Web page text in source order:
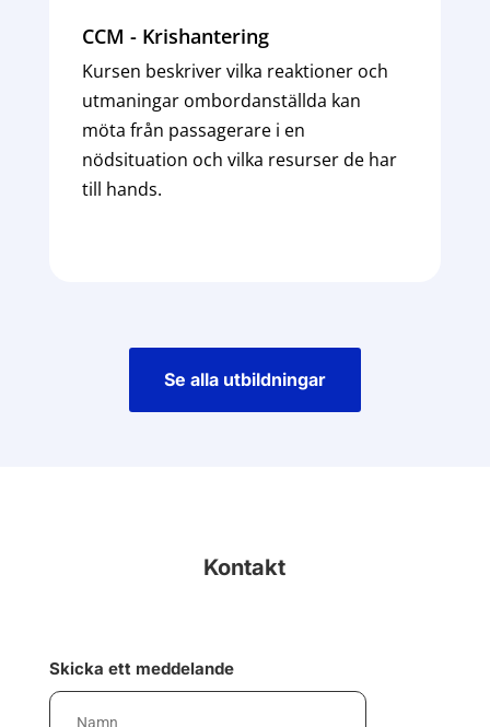
CCM - Krishantering
Kursen beskriver vilka reaktioner och
utmaningar ombordanställda kan
möta från passagerare i en
nödsituation och vilka resurser de har
till hands.
Se alla utbildningar
Kontakt
Skicka ett meddelande